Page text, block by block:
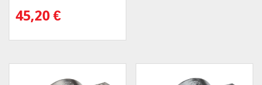
45,20 €